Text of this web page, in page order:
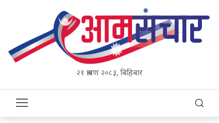
२१ श्रावण २०८३, बिहिबार